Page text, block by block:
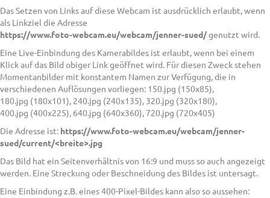
Das Setzen von Links auf diese Webcam ist ausdrücklich erlaubt, wenn
als Linkziel die Adresse
https://www.foto-webcam.eu/webcam/jenner-sued/genutzt wird.
Eine Live-Einbindung des Kamerabildes ist erlaubt, wenn bei einem
Klick auf das Bild obiger Link geöffnet wird. Für diesen Zweck stehen
Momentanbilder mit konstantem Namen zur Verfügung, die in
verschiedenen Auflösungen vorliegen: 150.jpg (150x85),
180.jpg (180x101), 240.jpg (240x135), 320.jpg (320x180),
400.jpg (400x225), 640.jpg (640x360), 720.jpg (720x405)
Die Adresse ist: https://www.foto-webcam.eu/webcam/jenner-
sued/current/<breite>.jpg
Das Bild hat ein Seitenverhältnis von 16:9 und muss so auch angezeigt
werden. Eine Streckung oder Beschneidung des Bildes ist untersagt.
Eine Einbindung z.B. eines 400-Pixel-Bildes kann also so aussehen: